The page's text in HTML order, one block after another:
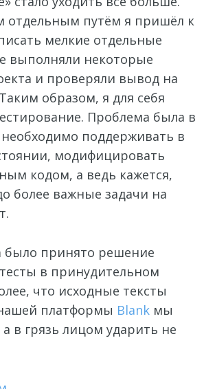
отдельным путём я пришёл к
мелкие отдельные
выполняли некоторые
и проверяли вывод на
образом, я для себя
Проблема была в
поддерживать в
модифицировать
кодом, а ведь кажется,
более важные задачи на
было принято решение
в принудительном
что исходные тексты
платформы Blank мы
в грязь лицом ударить не